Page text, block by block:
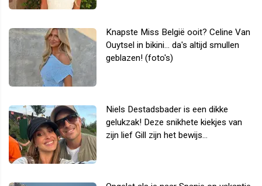
Knapste Miss België ooit? Celine Van
Ouytsel in bikini... da's altijd smullen
geblazen! (foto's)
Niels Destadsbader is een dikke
gelukzak! Deze snikhete kiekjes van
zijn lief Gill zijn het bewijs...